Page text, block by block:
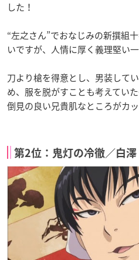
した！
“左之さん”でおなじみの新撰組
いですが、人情に厚く義理堅い
刀より槍を得意とし、男装して
め、服を脱がすことも考えてい
倒見の良い兄貴肌なところがカ
第2位：鬼灯の冷徹／白澤